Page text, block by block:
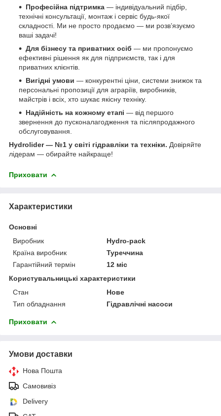
Професійна підтримка — індивідуальний підбір,
технічні консультації, монтаж і сервіс будь-якої
складності. Ми не просто продаємо — ми розв’язуємо
ваші задачі!
Для бізнесу та приватних осіб — ми пропонуємо
ефективні рішення як для підприємств, так і для
приватних клієнтів.
Вигідні умови — конкурентні ціни, системи знижок та
персональні пропозиції для аграріїв, виробників,
майстрів і всіх, хто шукає якісну техніку.
Надійність на кожному етапі — від першого
звернення до пусконалагодження та післяпродажного
обслуговування.
Hydrolider — №1 у світі гідравліки та техніки. Довіряйте
лідерам — обирайте найкраще!
Приховати
Характеристики
Основні
Виробник
Hydro-pack
Країна виробник
Туреччина
Гарантійний термін
12 міс
Користувальницькі характеристики
Стан
Нове
Тип обладнання
Гідравлічні насоси
Приховати
Умови доставки
Нова Пошта
Самовивіз
Delivery